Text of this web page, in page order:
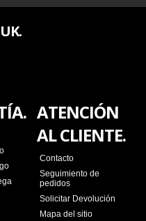
ATENCIÓN
AL CLIENTE.
Contacto
Seguimiento de
pedidos
Solicitar Devolución
Mapa del sitio